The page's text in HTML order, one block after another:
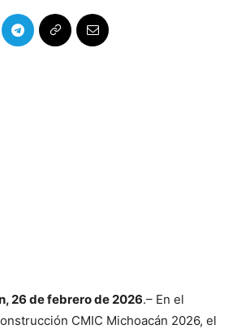
26 de febrero de 2026.– En el
CMIC Michoacán 2026, el